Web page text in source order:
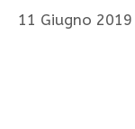
11 Giugno 2019